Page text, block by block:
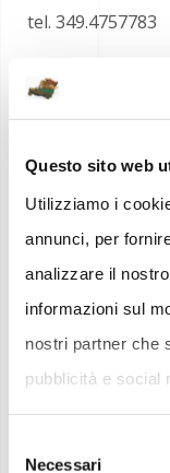
Questo sito web
Utilizziamo i
annunci, per
analizzare il
informazioni sul
nostri partner che
pubblicità e social
con altre
delNecessari
tel. 349.4757783
INFO
Data: dal 2 al 10
Luogo: Fiere di
Orario: 10-19